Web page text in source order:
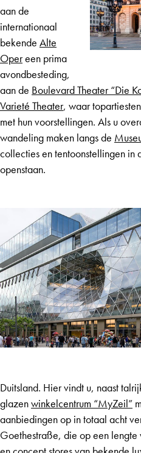
aan de
internationaal
bekende Alte
Opereen prima
avondbesteding,
aan de Boulevard Theater “Die
Varieté Theater, waar
met hun voorstellingen. Als u
wandeling maken langs de
collecties en tentoonstellingen in
openstaan.
Duitsland. Hier vindt u, naast
glazenwinkelcentrum “MyZeil”
aanbiedingen op in totaal acht
Goethestraße, die op een